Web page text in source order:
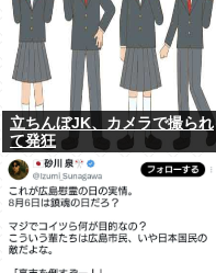
立ちんぼJK、カメラで撮られ
て発狂